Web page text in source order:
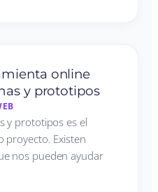
online
y prototipos
y prototipos es el
proyecto. Existen
nos pueden ayudar